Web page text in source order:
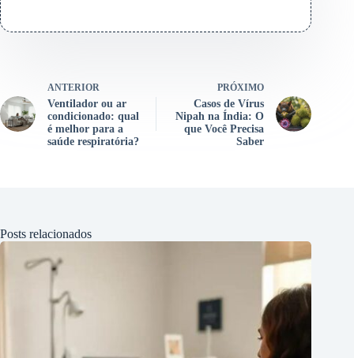
ANTERIOR
Ventilador ou ar
condicionado: qual
é melhor para a
saúde respiratória?
PRÓXIMO
Casos de Vírus
Nipah na Índia: O
que Você Precisa
Saber
Posts relacionados